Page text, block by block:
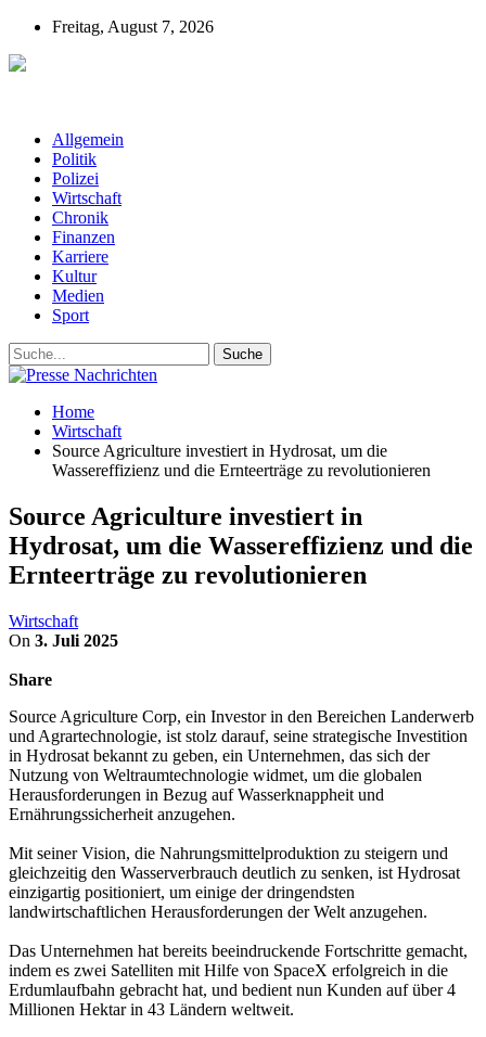
Freitag, August 7, 2026
Allgemein
Politik
Polizei
Wirtschaft
Chronik
Finanzen
Karriere
Kultur
Medien
Sport
Home
Wirtschaft
Source Agriculture investiert in Hydrosat, um die
Wassereffizienz und die Ernteerträge zu revolutionieren
Source Agriculture investiert in
Hydrosat, um die Wassereffizienz und die
Ernteerträge zu revolutionieren
Wirtschaft
On 3. Juli 2025
Share
Source Agriculture Corp, ein Investor in den Bereichen Landerwerb
und Agrartechnologie, ist stolz darauf, seine strategische Investition
in Hydrosat bekannt zu geben, ein Unternehmen, das sich der
Nutzung von Weltraumtechnologie widmet, um die globalen
Herausforderungen in Bezug auf Wasserknappheit und
Ernährungssicherheit anzugehen.
Mit seiner Vision, die Nahrungsmittelproduktion zu steigern und
gleichzeitig den Wasserverbrauch deutlich zu senken, ist Hydrosat
einzigartig positioniert, um einige der dringendsten
landwirtschaftlichen Herausforderungen der Welt anzugehen.
Das Unternehmen hat bereits beeindruckende Fortschritte gemacht,
indem es zwei Satelliten mit Hilfe von SpaceX erfolgreich in die
Erdumlaufbahn gebracht hat, und bedient nun Kunden auf über 4
Millionen Hektar in 43 Ländern weltweit.